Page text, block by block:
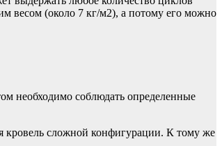
весом (около 7 кг/м2), а потому его можно
необходимо соблюдать определенные
кровель сложной конфигурации. К тому же